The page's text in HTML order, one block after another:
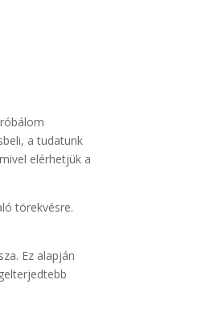
a tudatunk
elérhetjük a
törekvésre.
Ez alapján